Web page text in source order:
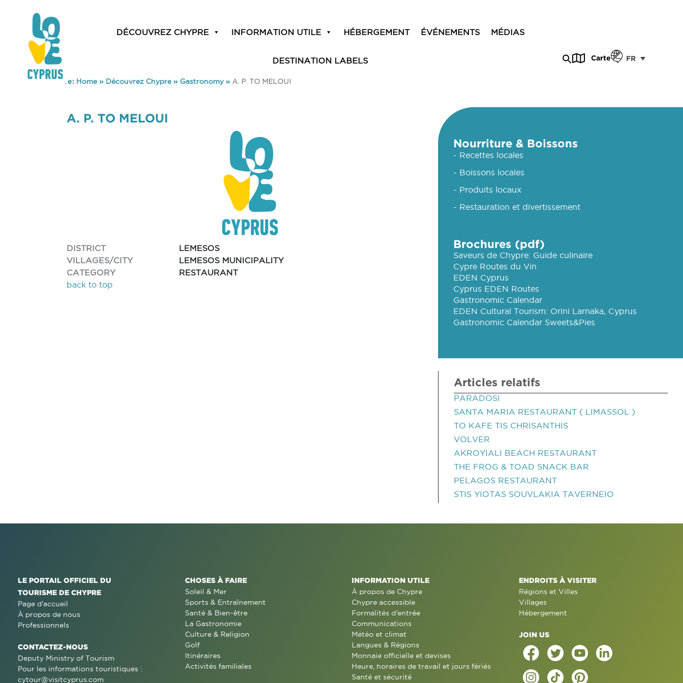
DÉCOUVREZ CHYPRE INFORMATION UTILE HÉBERGEMENT ÉVÉNEMENTS MÉDIAS
DESTINATION LABELS Carte FR
You are here: Home» Découvrez Chypre» Gastronomy» A. P. TO MELOUI
A. P. TO MELOUI
DISTRICT
LEMESOS
VILLAGES/CITY
LEMESOS MUNICIPALITY
CATEGORY
RESTAURANT
back to top
Nourriture & Boissons
- Recettes locales
- Boissons locales
- Produits locaux
- Restauration et divertissement
Brochures (pdf)
Saveurs de Chypre: Guide culinaire
Cypre Routes du Vin
EDEN Cyprus
Cyprus EDEN Routes
Gastronomic Calendar
EDEN Cultural Tourism: Orini Larnaka, Cyprus
Gastronomic Calendar Sweets&Pies
Articles relatifs
PARADOSI
SANTA MARIA RESTAURANT ( LIMASSOL )
TO KAFE TIS CHRISANTHIS
VOLVER
AKROYIALI BEACH RESTAURANT
THE FROG & TOAD SNACK BAR
PELAGOS RESTAURANT
STIS YIOTAS SOUVLAKIA TAVERNEIO
LE PORTAIL OFFICIEL DU
TOURISME DE CHYPRE
Page d'accueil
À propos de nous
Professionnels
CONTACTEZ-NOUS
Deputy Ministry of Tourism
Pour les informations touristiques :
cytour@visitcyprus.com
CHOSES À FAIRE
Soleil & Mer
Sports & Entraînement
Santé & Bien-être
La Gastronomie
Culture & Religion
Golf
Itinéraires
Activités familiales
INFORMATION UTILE
À propos de Chypre
Chypre accessible
Formalités d'entrée
Communications
Météo et climat
Langues & Régions
Monnaie officielle et devises
Heure, horaires de travail et jours fériés
Santé et sécurité
ENDROITS À VISITER
Régions et Villes
Villages
Hébergement
JOIN US